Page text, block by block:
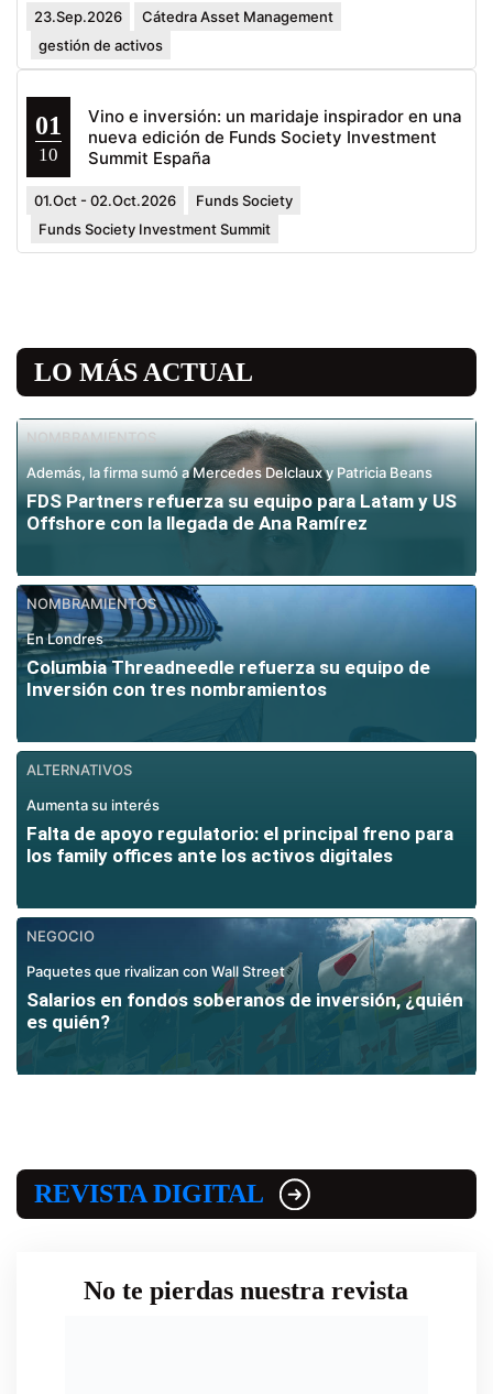
23.Sep.2026
Cátedra Asset Management
gestión de activos
01
10
Vino e inversión: un maridaje inspirador en una
nueva edición de Funds Society Investment
Summit España
01.Oct - 02.Oct.2026
Funds Society
Funds Society Investment Summit
LO MÁS ACTUAL
NOMBRAMIENTOS
Además, la firma sumó a Mercedes Delclaux y Patricia Beans
FDS Partners refuerza su equipo para Latam y US
Offshore con la llegada de Ana Ramírez
NOMBRAMIENTOS
En Londres
Columbia Threadneedle refuerza su equipo de
Inversión con tres nombramientos
ALTERNATIVOS
Aumenta su interés
Falta de apoyo regulatorio: el principal freno para
los family offices ante los activos digitales
NEGOCIO
Paquetes que rivalizan con Wall Street
Salarios en fondos soberanos de inversión, ¿quién
es quién?
REVISTA DIGITAL
No te pierdas nuestra revista